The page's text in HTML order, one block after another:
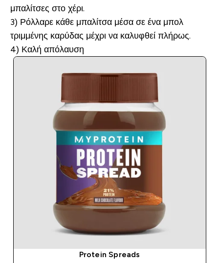
μπαλίτσες στο χέρι.
3) Ρόλλαρε κάθε μπαλίτσα μέσα σε ένα μπολ
τριμμένης καρύδας μέχρι να καλυφθεί πλήρως.
4) Καλή απόλαυση
Protein Spreads